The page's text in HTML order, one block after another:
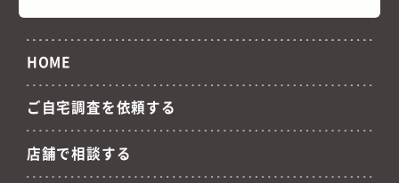
HOME
ご自宅調査を依頼する
店舗で相談する